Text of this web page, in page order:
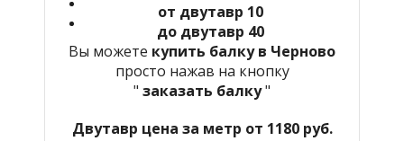
от двутавр 10
до двутавр 40
Вы можете купить балку в Черново
просто нажав на кнопку
" заказать балку"
Двутавр цена за метр от 1180 руб.